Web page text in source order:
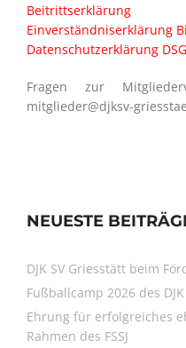
Beitrittserklärung
Einverständniserklärung
Datenschutzerklärung
Fragen zur
mitglieder@djksv-
NEUESTE
DJK SV Griesstätt beim
Fußballcamp 2026 des
Ehrung für erfolgreiches
Rahmen des FSSJ